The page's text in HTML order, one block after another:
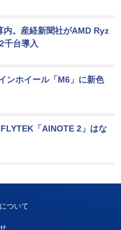
内。産経新聞社がAMD Ryz
台導入
ンホイール「M6」に新色
「AINOTE 2」はな
ついて